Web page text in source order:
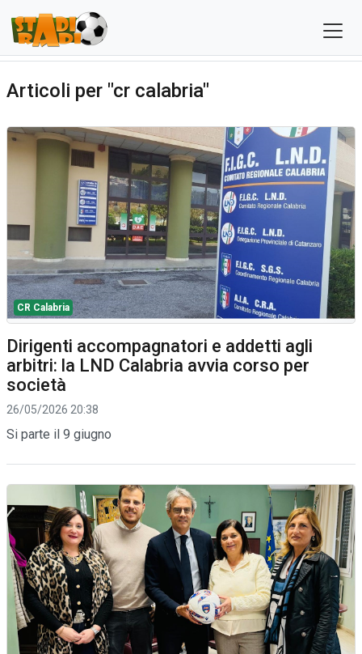
Articoli per "cr calabria"
CR Calabria
Dirigenti accompagnatori e addetti agli
arbitri: la LND Calabria avvia corso per
società
26/05/2026 20:38
Si parte il 9 giugno